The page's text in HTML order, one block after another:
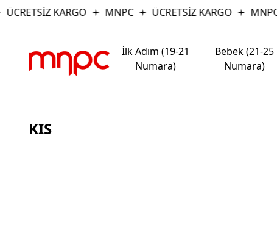
ÜCRETSİZ KARGO MNPC ÜCRETSİZ KARGO MNPC
İlk Adım (19-21
Numara)
Bebek (21-25
Numara)
KIS